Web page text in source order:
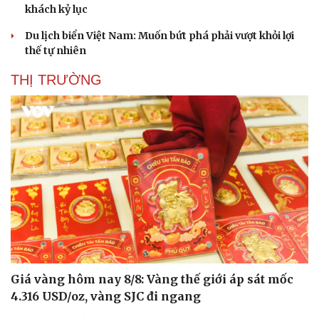
khách kỷ lục
Du lịch biển Việt Nam: Muốn bứt phá phải vượt khỏi lợi
thế tự nhiên
THỊ TRƯỜNG
Giá vàng hôm nay 8/8: Vàng thế giới áp sát mốc
4.316 USD/oz, vàng SJC đi ngang